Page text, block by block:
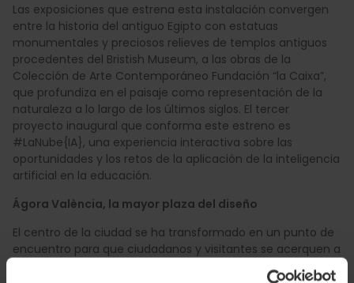
Las exposiciones que estrena esta instalación convergen
entre la historia del antiguo Egipto con estatuas
monumentales y preciosos relieves de templos antiguos
procedentes del Bristish Museum, a las obras de la
Colección de Arte Contemporáneo Fundación “la Caixa”,
que profundiza en el paisaje como representación de la
naturaleza a lo largo de los últimos siglos. El tercer
proyecto inaugural que conforma este estreno es
#LaNube{IA}, una experiencia interactiva sobre las
oportunidades y los retos de la aplicación de la inteligencia
artificial en la educación.
Ágora València, la mayor plaza del diseño
El centro de la ciudad se ha transformado en un punto de
encuentro para que ciudadanos y visitantes se acerquen a
la arquitectura y el diseño a través de este nuevo espacio.